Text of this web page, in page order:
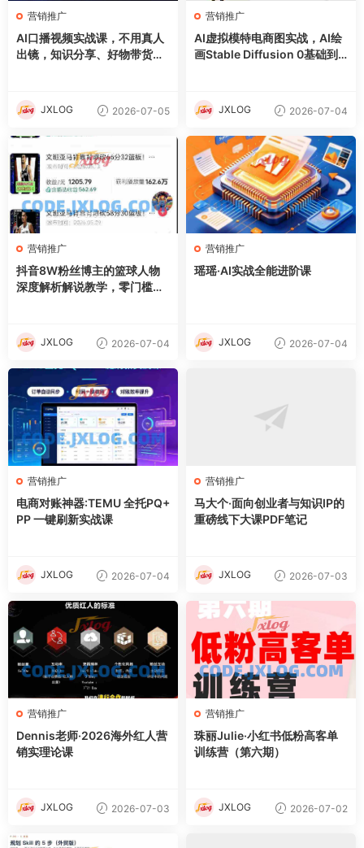
营销推广
AI口播视频实战课，不用真人
出镜，知识分享、好物带货剧
JXLOG 2026-07-05
营销推广
AI虚拟模特电商图实战，AI绘
画Stable Diffusion 0基础到
JXLOG 2026-07-04
营销推广
抖音8W粉丝博主的篮球人物
深度解析解说教学，零门槛玩
JXLOG 2026-07-04
营销推广
瑶瑶·AI实战全能进阶课
JXLOG 2026-07-04
营销推广
电商对账神器:TEMU 全托PQ+
PP 一键刷新实战课
JXLOG 2026-07-04
营销推广
马大个·面向创业者与知识IP的
重磅线下大课PDF笔记
JXLOG 2026-07-03
营销推广
Dennis老师·2026海外红人营
销实理论课
JXLOG 2026-07-03
营销推广
珠丽Julie·小红书低粉高客单
训练营（第六期）
JXLOG 2026-07-02